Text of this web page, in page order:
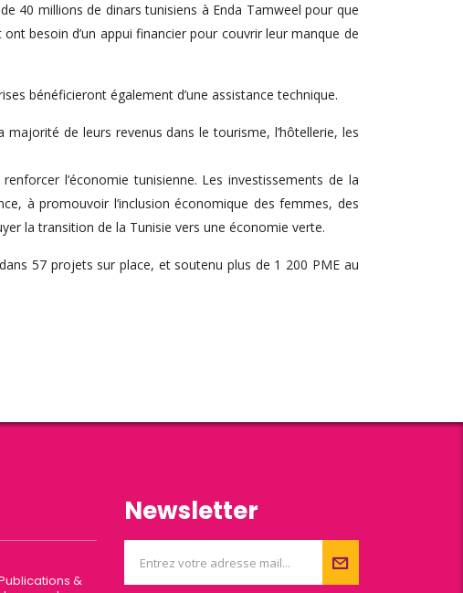
40 millions de dinars tunisiens à Enda Tamweel pour que
besoin d’un appui financier pour couvrir leur manque de
bénéficieront également d’une assistance technique.
de leurs revenus dans le tourisme, l’hôtellerie, les
l’économie tunisienne. Les investissements de la
à promouvoir l’inclusion économique des femmes, des
la transition de la Tunisie vers une économie verte.
57 projets sur place, et soutenu plus de 1 200 PME au
&
Newsletter